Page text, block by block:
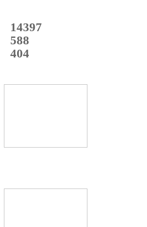
14397
с начала года
588
с начала месяца
404
с начала недели